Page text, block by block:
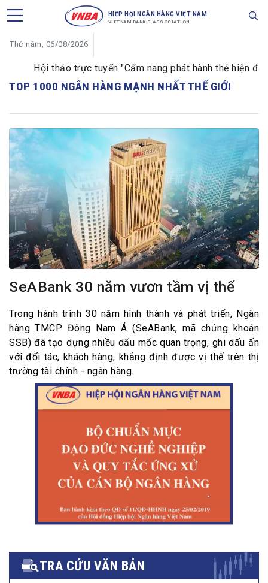
HIỆP HỘI NGÂN HÀNG VIỆT NAM
VIETNAM BANK'S ASSOCIATION
Thứ năm, 06/08/2026
Hội thảo trực tuyến "Cẩm nang phát hành thẻ hiện đại
TOP 1000 NGÂN HÀNG MẠNH NHẤT THẾ GIỚI
SeABank 30 năm vươn tầm vị thế
Trong hành trình 30 năm hình thành và phát triển, Ngân
hàng TMCP Đông Nam Á (SeABank, mã chứng khoán
SSB) đã tạo dựng nhiều dấu mốc quan trọng, ghi dấu ấn
với đối tác, khách hàng, khẳng định được vị thế trên thị
trường tài chính - ngân hàng.
TRA CỨU VĂN BẢN